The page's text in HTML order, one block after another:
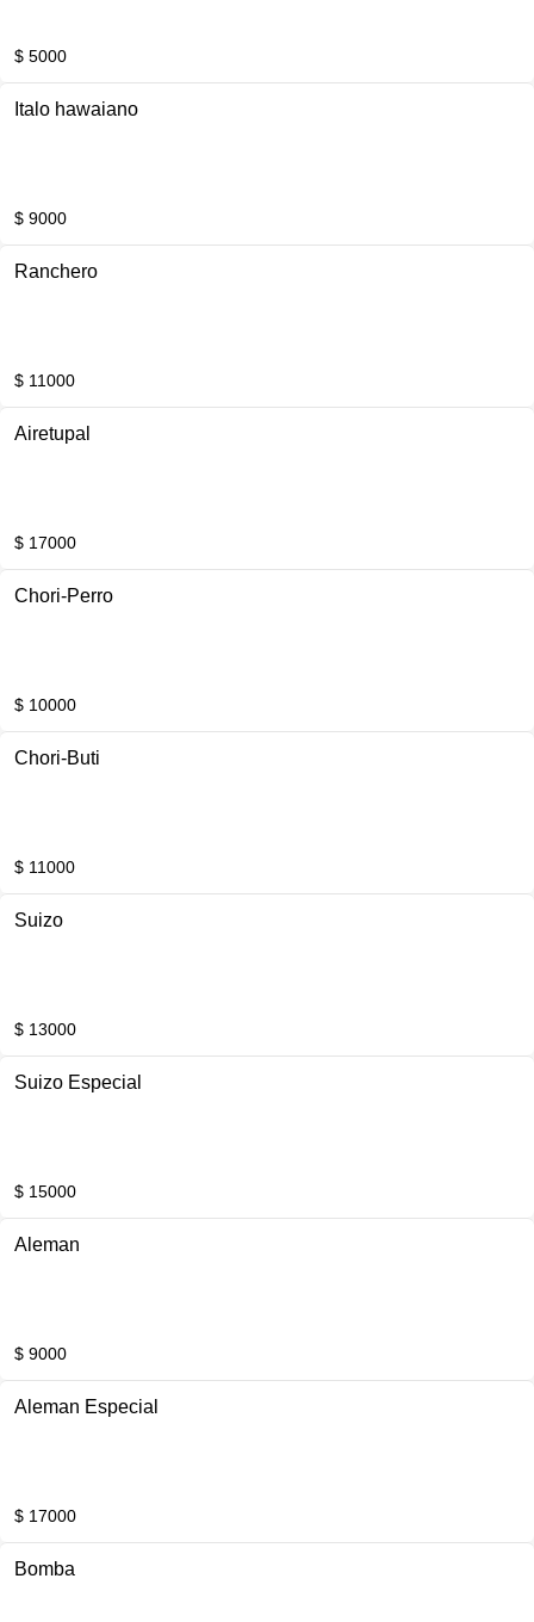
$ 5000
Italo hawaiano
$ 9000
Ranchero
$ 11000
Airetupal
$ 17000
Chori-Perro
$ 10000
Chori-Buti
$ 11000
Suizo
$ 13000
Suizo Especial
$ 15000
Aleman
$ 9000
Aleman Especial
$ 17000
Bomba